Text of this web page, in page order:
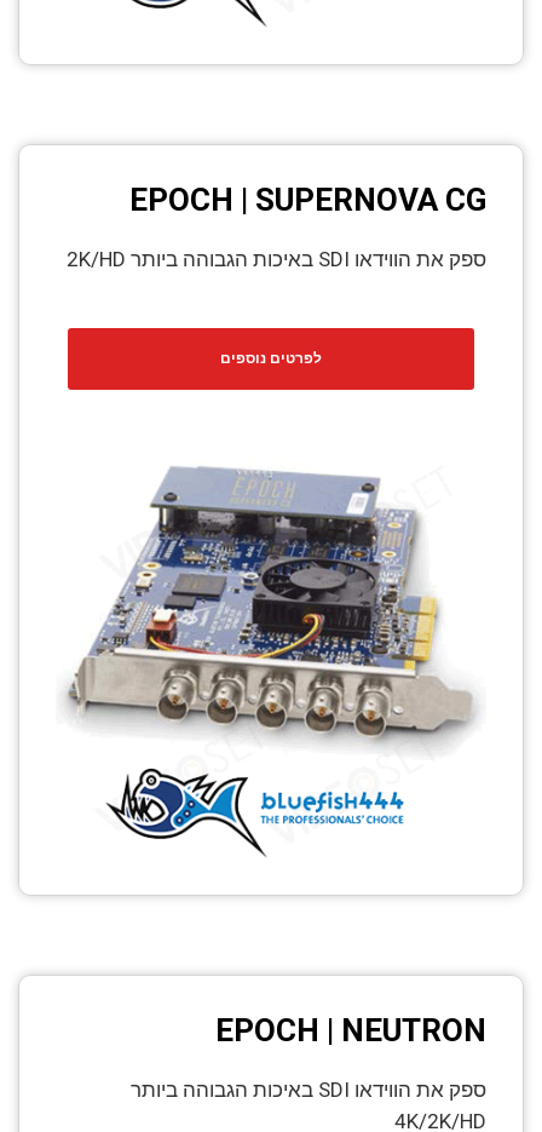
EPOCH | SUPERNOVA CG
ספק את הווידאו SDI באיכות הגבוהה ביותר 2K/HD
לפרטים נוספים
EPOCH | NEUTRON
ספק את הווידאו SDI באיכות הגבוהה ביותר
4K/2K/HD